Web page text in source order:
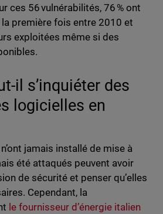
ces 56 vulnérabilités, 76 % ont
première fois entre 2010 et
exploitées même si des
il s’inquiéter des
logicielles en
jamais installé de mise à
été attaqués peuvent avoir
de sécurité et penser qu’elles
Cependant, la
le fournisseur d’énergie italien